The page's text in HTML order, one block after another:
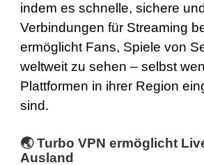
indem es schnelle, sichere
Verbindungen für Streaming
ermöglicht Fans, Spiele von
weltweit zu sehen – selbst
Plattformen in ihrer Region
sind.
🌏 Turbo VPN ermöglicht
Ausland